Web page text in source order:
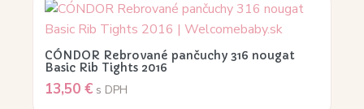
CÓNDOR Rebrované pančuchy 316 nougat
Basic Rib Tights 2016
13,50 € s DPH